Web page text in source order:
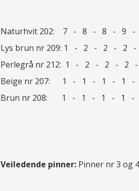
Naturhvit 202: 7 - 8 - 8 - 9 -
Lys brun nr 209: 1 - 2 - 2 -
Perlegrå nr 212: 1 - 2 - 2 -
Beige nr 207: 1 - 1 - 1 - 1
Brun nr 208: 1 - 1 - 1 - 1
Veiledende pinner: Pinner nr 3 og